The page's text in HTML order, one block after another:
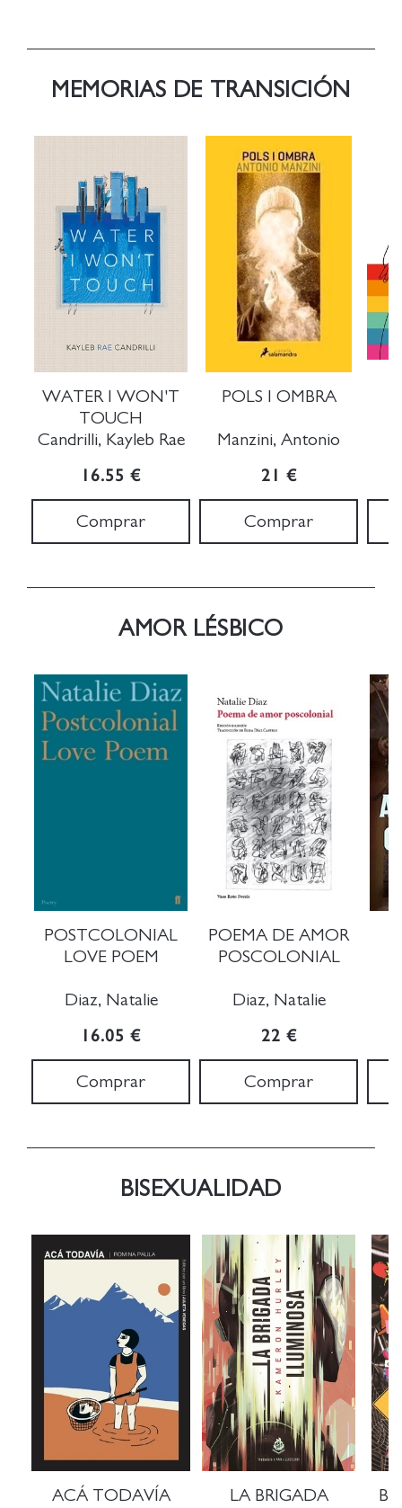
MEMORIAS DE TRANSICIÓN
WATER I WON'T
TOUCH
Candrilli, Kayleb Rae
16.55 €
Comprar
POLS I OMBRA
Manzini, Antonio
21 €
Comprar
AMOR LÉSBICO
POSTCOLONIAL
LOVE POEM
Diaz, Natalie
16.05 €
Comprar
POEMA DE AMOR
POSCOLONIAL
Diaz, Natalie
22 €
Comprar
BISEXUALIDAD
ACÁ TODAVÍA
LA BRIGADA